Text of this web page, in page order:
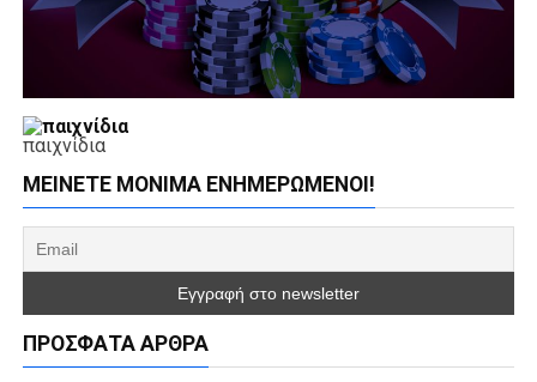
παιχνίδια
ΜΕΊΝΕΤΕ ΜΌΝΙΜΑ ΕΝΗΜΕΡΏΜΕΝΟΙ!
ΠΡΌΣΦΑΤΑ ΆΡΘΡΑ